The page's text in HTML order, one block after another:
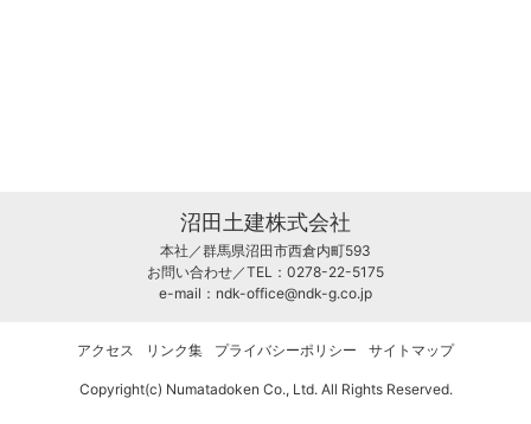
沼田土建株式会社
本社／群馬県沼田市西倉内町593
お問い合わせ／TEL：0278-22-5175
e-mail： ndk-office@ndk-g.co.jp
アクセス リンク集 プライバシーポリシー サイトマップ
Copyright(c) Numatadoken Co., Ltd. All Rights Reserved.